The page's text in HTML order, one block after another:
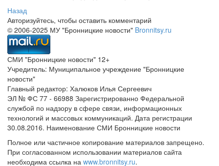
Назад
Авторизуйтесь, чтобы оставить комментарий
© 2006-2025 МУ "Бронницкие новости" Bronnitsy.ru
СМИ "Бронницкие новости" 12+
Учредитель: Муниципальное учреждение "Бронницкие
новости"
Главный редактор: Халюков Илья Сергеевич
ЭЛ № ФС 77 - 66988 Зарегистрированно Федеральной
службой по надзору в сфере связи, информационных
технологий и массовых коммуникаций. Дата регистрации
30.08.2016. Наименование СМИ Бронницкие новости
Полное или частичное копирование материалов запрещено.
При согласованном использовании материалов сайта
необходима ссылка на www.bronnitsy.ru.